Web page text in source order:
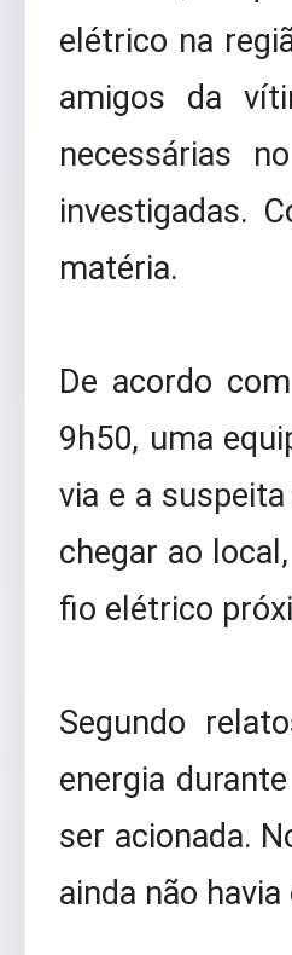
elétrico na
amigos da
necessárias
investigadas.
matéria.
De acordo
9h50, uma
via e a
chegar ao
fio elétrico
Segundo
energia
ser acionada.
ainda não